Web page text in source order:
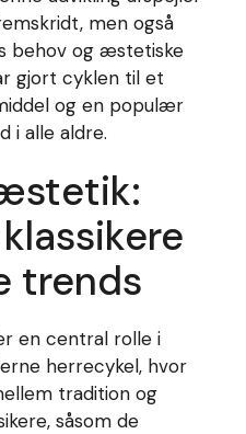
men også
behov og æstetiske
gjort cyklen til et
og en populær
i alle aldre.
trends
en central rolle i
herrecykel, hvor
tradition og
såsom de